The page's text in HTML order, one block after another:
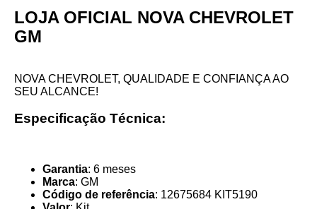
LOJA OFICIAL NOVA CHEVROLET
GM
NOVA CHEVROLET, QUALIDADE E CONFIANÇA AO
SEU ALCANCE!
Especificação Técnica:
Garantia: 6 meses
Marca: GM
Código de referência: 12675684 KIT5190